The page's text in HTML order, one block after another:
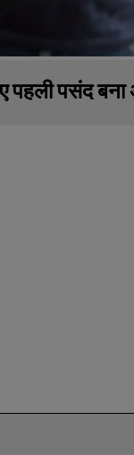
पहली पसंद बना